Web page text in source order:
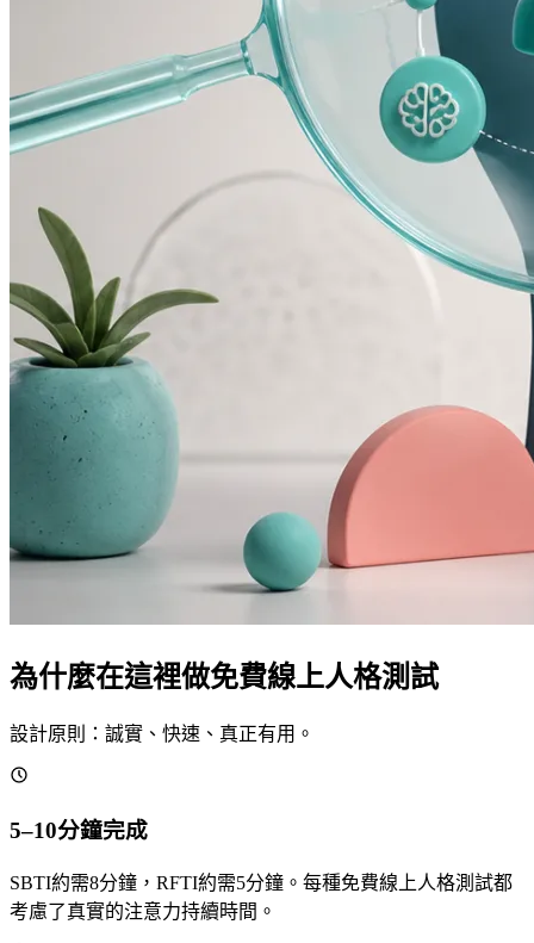
為什麼在這裡做免費線上人格測試
設計原則：誠實、快速、真正有用。
5–10分鐘完成
SBTI約需8分鐘，RFTI約需5分鐘。每種免費線上人格測試都
考慮了真實的注意力持續時間。